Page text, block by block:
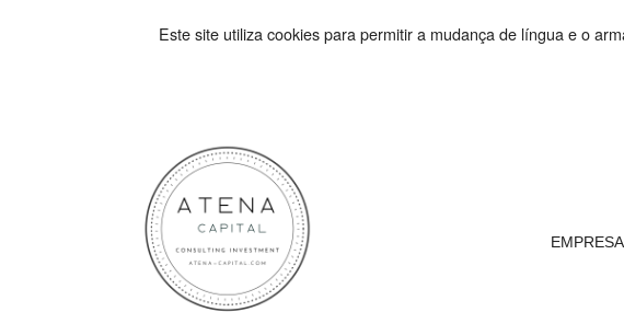
Este site utiliza cookies para permitir a mudança de língua e o
EMPRESA